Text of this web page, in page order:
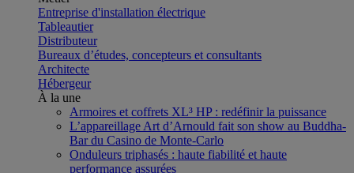
Entreprise d'installation électrique
Tableautier
Distributeur
Bureaux d’études, concepteurs et consultants
Architecte
Hébergeur
À la une
Armoires et coffrets XL³ HP : redéfinir la puissance
L’appareillage Art d’Arnould fait son show au Buddha-
Bar du Casino de Monte-Carlo
Onduleurs triphasés : haute fiabilité et haute
performance assurées